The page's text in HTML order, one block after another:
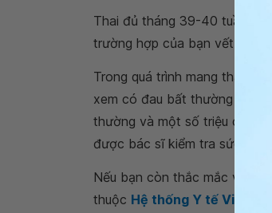
Thai đủ tháng 39-40 tuần.
trường hợp của bạn vết mổ
Trong quá trình mang thai,
xem có đau bất thường
thường và một số triệu
được bác sĩ kiểm tra sức
Nếu bạn còn thắc mắc về
thuộc Hệ thống Y tế Vinmec